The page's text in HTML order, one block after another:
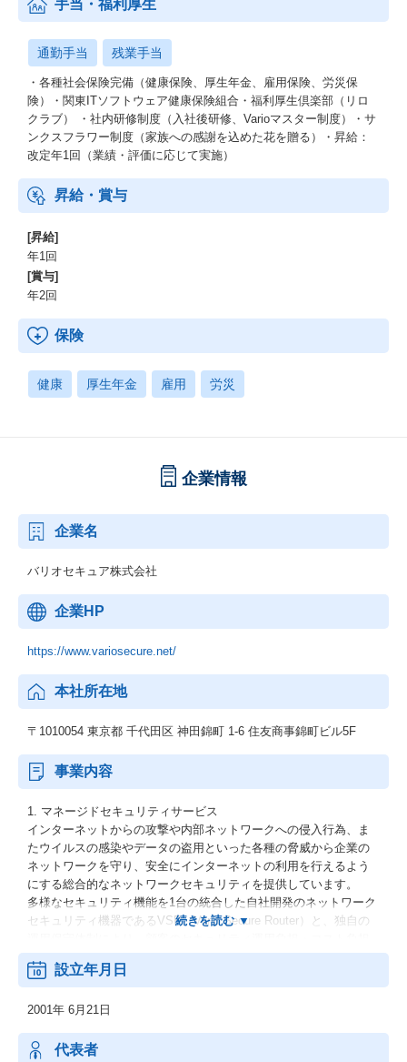
手当・福利厚生
通勤手当 残業手当
・各種社会保険完備（健康保険、厚生年金、雇用保険、労災保
険）・関東ITソフトウェア健康保険組合・福利厚生倶楽部（リロ
クラブ） ・社内研修制度（入社後研修、Varioマスター制度）・サ
ンクスフラワー制度（家族への感謝を込めた花を贈る）・昇給：
改定年1回（業績・評価に応じて実施）
昇給・賞与
[昇給]
年1回
[賞与]
年2回
保険
健康 厚生年金 雇用 労災
企業情報
企業名
バリオセキュア株式会社
企業HP
https://www.variosecure.net/
本社所在地
〒1010054 東京都 千代田区 神田錦町 1-6 住友商事錦町ビル5F
事業内容
1. マネージドセキュリティサービス
インターネットからの攻撃や内部ネットワークへの侵入行為、ま
たウイルスの感染やデータの盗用といった各種の脅威から企業の
ネットワークを守り、安全にインターネットの利用を行えるよう
にする総合的なネットワークセキュリティを提供しています。
多様なセキュリティ機能を1台の統合した自社開発のネットワーク
セキュリティ機器であるVSR（Vario Secure Router）と、独自の
を軽減するセキュリティサービスを提供しています。
中小企業向け統合セキュリティ機器（UTM）であるVCR（Vario C
ommunicate Router）の販売と、ネットワーク機器の調達や構築を
行っています。
設立年月日
2001年 6月21日
代表者